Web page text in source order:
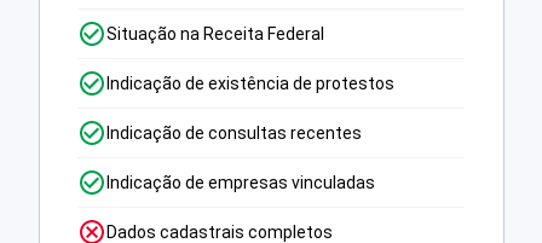
Situação na Receita Federal
Indicação de existência de protestos
Indicação de consultas recentes
Indicação de empresas vinculadas
Dados cadastrais completos